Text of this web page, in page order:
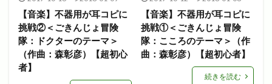
【音楽】不器用が耳コピに
挑戦②＜ごきんじょ冒険
隊：ドクターのテーマ＞
（作曲：森彰彦）【超初心
者】
【音楽】不器用が耳コピに
挑戦①＜ごきんじょ冒険
隊：こころのテーマ＞（作
曲：森彰彦）【超初心者】
続きを読む